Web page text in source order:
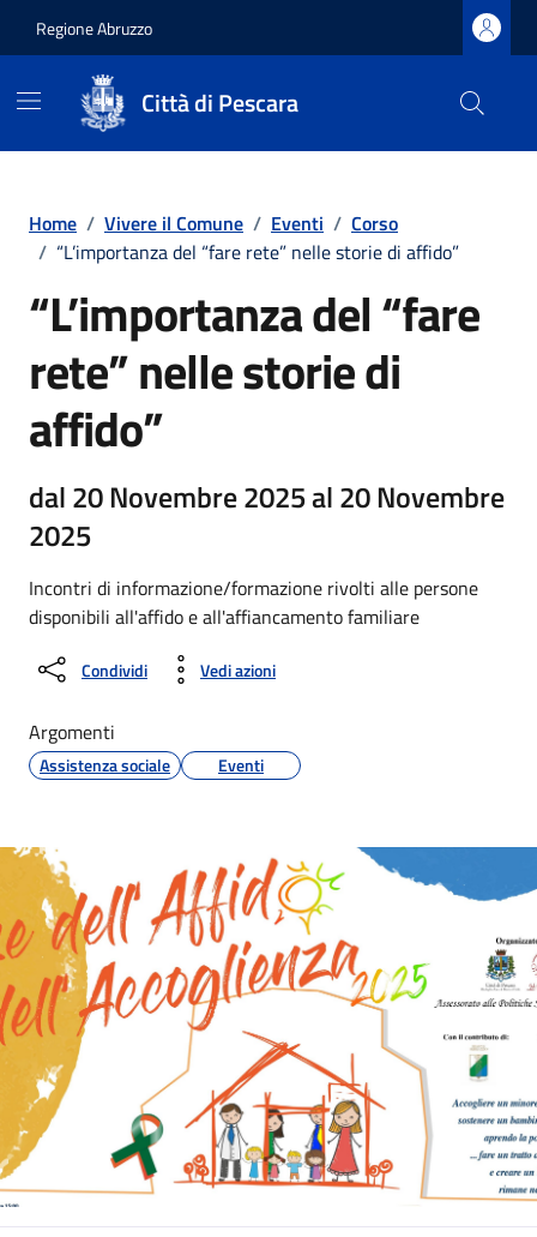
Regione Abruzzo
Città di Pescara
Home / Vivere il Comune / Eventi / Corso
/ “L’importanza del “fare rete” nelle storie di affido”
“L’importanza del “fare
rete” nelle storie di
affido”
dal 20 Novembre 2025 al 20 Novembre
2025
Incontri di informazione/formazione rivolti alle persone
disponibili all'affido e all'affiancamento familiare
Condividi Vedi azioni
Argomenti
Assistenza sociale Eventi